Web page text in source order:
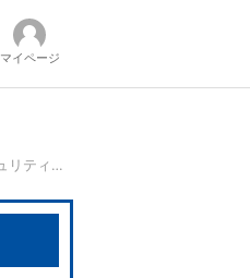
マイページ
370万種の魔手が迫る、高度化する「モバイルマルウェア」防衛策：セキュリティ強化塾